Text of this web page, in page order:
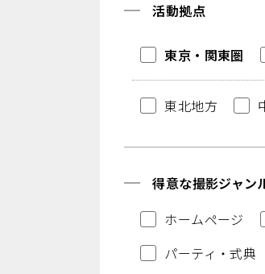
活動拠点
東京・関東圏
東北地方
得意な撮影ジャン
ホームページ
パーティ・式典